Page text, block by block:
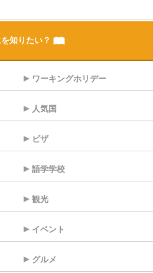
を知りたい？
ワーキングホリデー
人気国
ビザ
語学学校
観光
イベント
グルメ